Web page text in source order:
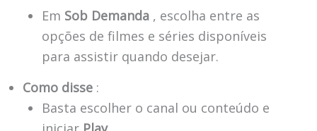
Em Sob Demanda, escolha entre as
opções de filmes e séries disponíveis
para assistir quando desejar.
Como disse:
Basta escolher o canal ou conteúdo e